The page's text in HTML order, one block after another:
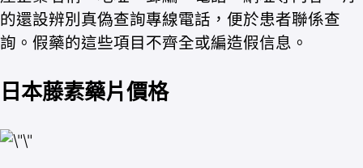
的還設辨別真偽查詢專線電話，便於患者聯係查
詢。假藥的這些項目不齊全或編造假信息。
日本藤素藥片價格